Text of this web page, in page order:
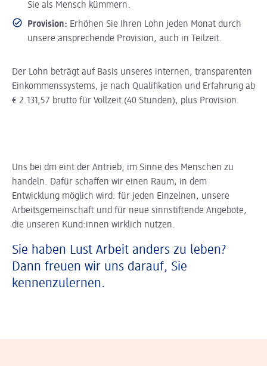
Sie als Mensch kümmern.
Provision: Erhöhen Sie Ihren Lohn jeden Monat durch
unsere ansprechende Provision, auch in Teilzeit.
Der Lohn beträgt auf Basis unseres internen, transparenten
Einkommenssystems, je nach Qualifikation und Erfahrung ab
€ 2.131,57 brutto für Vollzeit (40 Stunden), plus Provision.
Uns bei dm eint der Antrieb, im Sinne des Menschen zu
handeln. Dafür schaffen wir einen Raum, in dem
Entwicklung möglich wird: für jeden Einzelnen, unsere
Arbeitsgemeinschaft und für neue sinnstiftende Angebote,
die unseren Kund:innen wirklich nutzen.
Sie haben Lust Arbeit anders zu leben?
Dann freuen wir uns darauf, Sie
kennenzulernen.